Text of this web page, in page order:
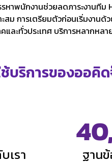
พนักงานช่วยลดภาระงานทีม
ม การเตรียมตัวก่อนเริ่มงาน
ละทั่วประเทศ บริการหลากหล
บริการของออคิ
เรา ฐาน